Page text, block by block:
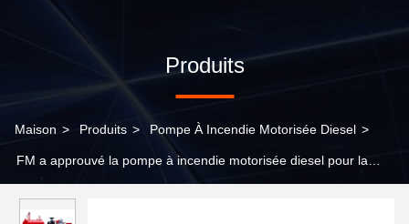
Produits
Maison > Produits > Pompe À Incendie Motorisée Diesel >
FM a approuvé la pompe à incendie motorisée diesel pour la